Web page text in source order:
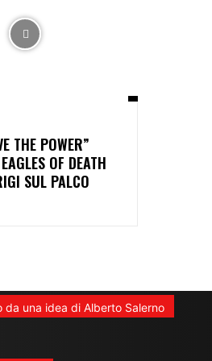
THE POWER”
OF DEATH
SUL PALCO
da una idea di Alberto Salerno